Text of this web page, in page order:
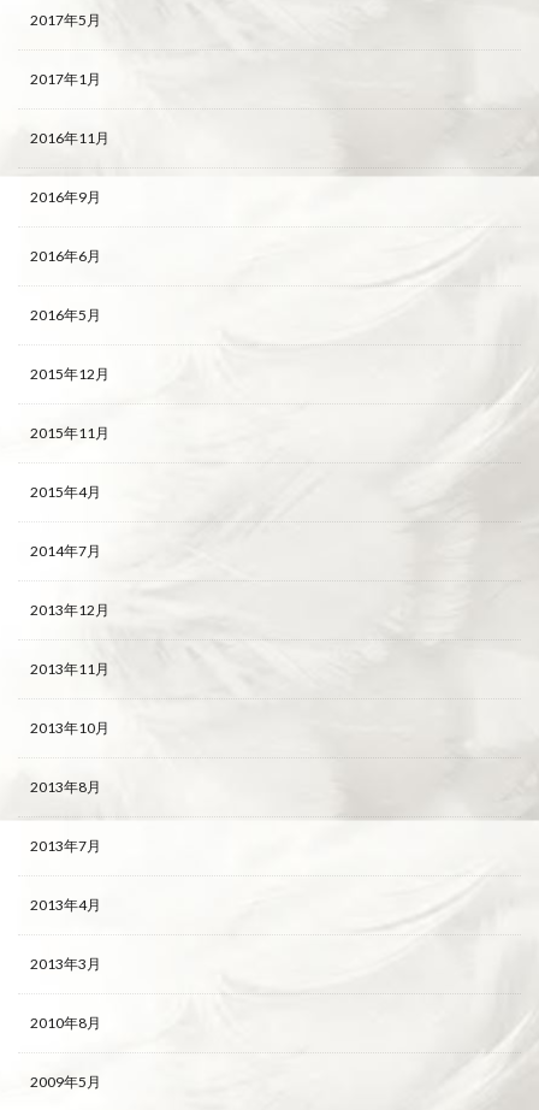
2017年5月
2017年1月
2016年11月
2016年9月
2016年6月
2016年5月
2015年12月
2015年11月
2015年4月
2014年7月
2013年12月
2013年11月
2013年10月
2013年8月
2013年7月
2013年4月
2013年3月
2010年8月
2009年5月